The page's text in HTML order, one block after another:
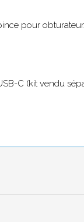
pour
C (kit vendu